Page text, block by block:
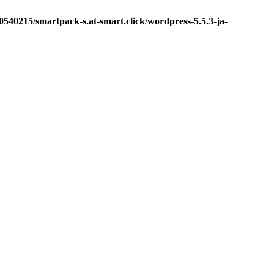
smartpack-s.at-smart.click/wordpress-5.5.3-ja-